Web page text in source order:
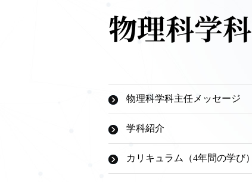
物理科学科
物理科学科主任メッセージ
学科紹介
カリキュラム（4年間の学び）